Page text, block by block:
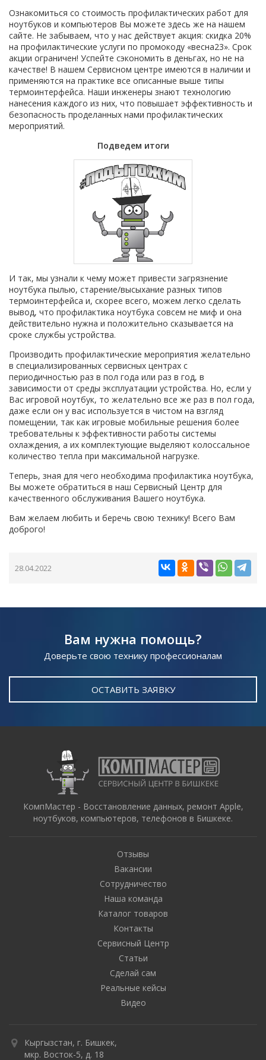
Ознакомиться со стоимость профилактических работ для
ноутбуков и компьютеров Вы можете здесь же на нашем
сайте. Не забываем, что у нас действует акция: скидка 20%
на профилактические услуги по промокоду «весна23». Срок
акции ограничен! Успейте сэкономить в деньгах, но не на
качестве! В нашем Сервисном центре имеются в наличии и
применяются на практике все описанные выше типы
термоинтерфейса. Наши инженеры знают технологию
нанесения каждого из них, что повышает эффективность и
безопасность проделанных нами профилактических
мероприятий.
Подведем итоги
И так, мы узнали к чему может привести загрязнение
ноутбука пылью, старение/высыхание разных типов
термоинтерфейса и, скорее всего, можем легко сделать
вывод, что профилактика ноутбука совсем не миф и она
действительно нужна и положительно сказывается на
сроке службы устройства.
Производить профилактические мероприятия желательно
в специализированных сервисных центрах с
периодичностью раз в пол года или раз в год, в
зависимости от среды эксплуатации устройства. Но, если у
Вас игровой ноутбук, то желательно все же раз в пол года,
даже если он у вас используется в чистом на взгляд
помещении, так как игровые мобильные решения более
требовательны к эффективности работы системы
охлаждения, а их комплектующие выделяют колоссальное
количество тепла при максимальной нагрузке.
Теперь, зная для чего необходима профилактика ноутбука,
Вы можете обратиться в наш Сервисный Центр для
качественного обслуживания Вашего ноутбука.
Вам желаем любить и беречь свою технику! Всего Вам
доброго!
28.04.2022
Вам нужна помощь?
Доверьте свою технику профессионалам
ОСТАВИТЬ ЗАЯВКУ
КомпМастер - Восстановление данных, ремонт Apple,
ноутбуков, компьютеров, телефонов в Бишкеке.
Отзывы
Вакансии
Сотрудничество
Наша команда
Каталог товаров
Контакты
Сервисный Центр
Статьи
Сделай сам
Реальные кейсы
Видео
Кыргызстан, г. Бишкек,
мкр. Восток-5, д. 18